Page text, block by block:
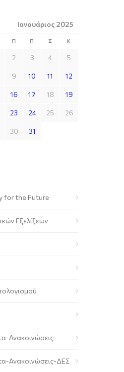
Ιανουάριος 2025
Π Π Σ Κ
2 3 4 5
9 10 11 12
16 17 18 19
23 24 25 26
30
31
for the Future
Εξελίξεων
Ανακοινώσεις
Ανακοινώσεις-ΔΕΣ